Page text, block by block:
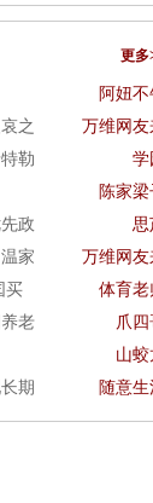
更多
阿妞不
之 万维网友
勒 学
陈家梁
政 思
家 万维网友
买 体育老
老 爪四
山蛟
期 随意生